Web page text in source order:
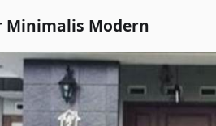
Minimalis Modern